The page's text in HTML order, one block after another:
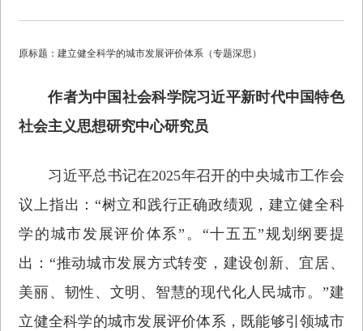
原标题：建立健全科学的城市发展评价体系（专题深思）
作者为中国社会科学院习近平新时代中国特色
社会主义思想研究中心研究员
习近平总书记在2025年召开的中央城市工作会
议上指出：“树立和践行正确政绩观，建立健全科
学的城市发展评价体系”。“十五五”规划纲要提
出：“推动城市发展方式转变，建设创新、宜居、
美丽、韧性、文明、智慧的现代化人民城市。”建
立健全科学的城市发展评价体系，既能够引领城市